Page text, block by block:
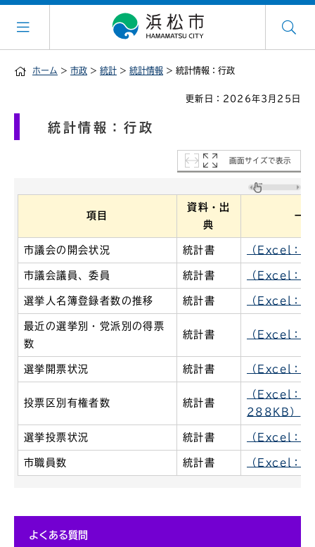
ホーム > 市政 > 統計 > 統計情報 > 統計情報：行政
更新日：2026年3月25日
統計情報：行政
画面サイズで表示
項目
資料・出
典
一
市議会の開会状況 統計書 （Excel：
市議会議員、委員 統計書 （Excel：
選挙人名簿登録者数の推移 統計書 （Excel：
最近の選挙別・党派別の得票
数
統計書 （Excel：
選挙開票状況 統計書 （Excel：
投票区別有権者数 統計書
（Excel：
288KB）
選挙投票状況 統計書 （Excel：
市職員数 統計書 （Excel：
よくある質問